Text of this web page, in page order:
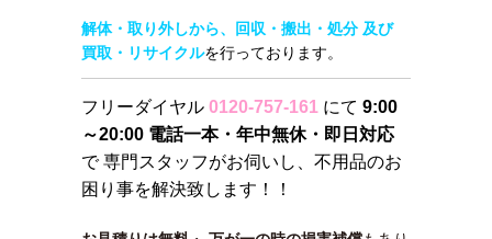
解体・取り外しから、回収・搬出・処分 及び
買取・リサイクルを行っております。
フリーダイヤル 0120-757-161 にて 9:00
～20:00 電話一本・年中無休・即日対応
で 専門スタッフがお伺いし、不用品のお
困り事を解決致します！！